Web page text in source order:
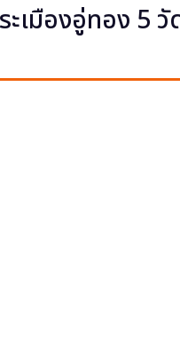
เมืองอู่ทอง 5 วั